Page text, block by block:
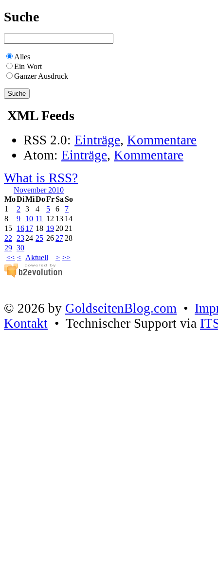
Suche
Alles
Ein Wort
Ganzer Ausdruck
XML Feeds
RSS 2.0: Einträge, Kommentare
Atom: Einträge, Kommentare
What is RSS?
November 2010
MoDiMiDoFrSaSo
<< < Aktuell > >>
1 2 3 4 5 6
7
8
9 10 11 12 13 14
15 1617 18 19 20 21
22
2324 25 26 27 28
29 30
© 2026 by GoldseitenBlog.com •
Kontakt • Technischer Support via